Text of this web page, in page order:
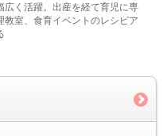
広く活躍。出産を経て育児に専
室、食育イベントのレシピア